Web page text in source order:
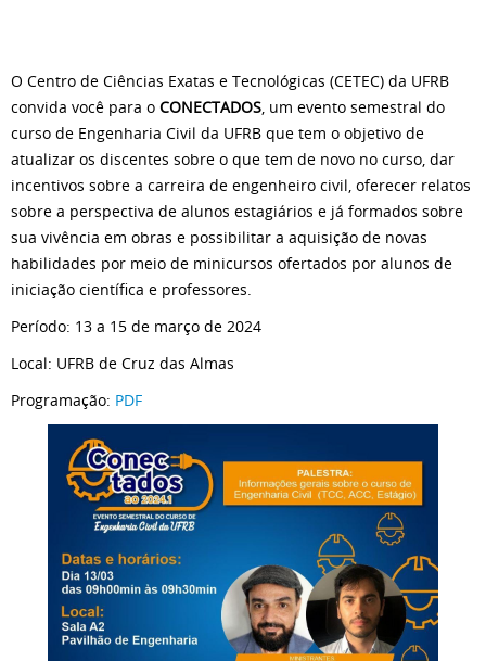
O Centro de Ciências Exatas e Tecnológicas (CETEC) da UFRB
convida você para o CONECTADOS , um evento semestral do
curso de Engenharia Civil da UFRB que tem o objetivo de
atualizar os discentes sobre o que tem de novo no curso, dar
incentivos sobre a carreira de engenheiro civil, oferecer relatos
sobre a perspectiva de alunos estagiários e já formados sobre
sua vivência em obras e possibilitar a aquisição de novas
habilidades por meio de minicursos ofertados por alunos de
iniciação científica e professores.
Período: 13 a 15 de março de 2024
Local: UFRB de Cruz das Almas
Programação: PDF